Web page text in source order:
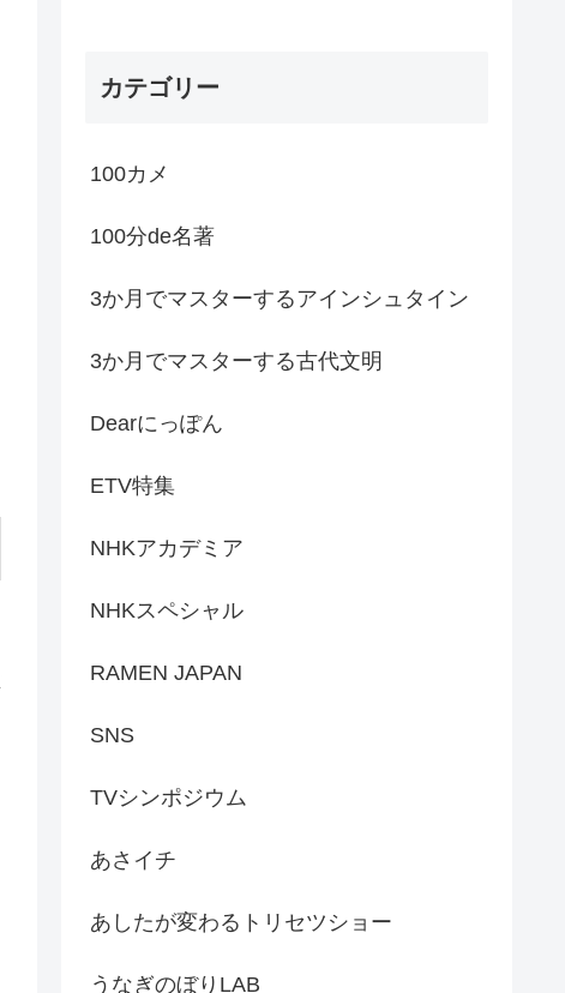
カテゴリー
100カメ
100分de名著
3か月でマスターするアインシュタイン
3か月でマスターする古代文明
Dearにっぽん
ETV特集
NHKアカデミア
NHKスペシャル
RAMEN JAPAN
SNS
TVシンポジウム
あさイチ
あしたが変わるトリセツショー
うなぎのぼりLAB